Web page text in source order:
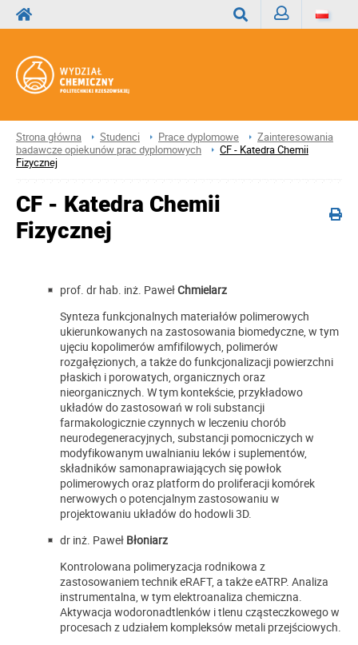
Strona główna Studenci Prace dyplomowe
Zainteresowania
badawcze opiekunów prac dyplomowych
CF - Katedra Chemii
Fizycznej
CF - Katedra Chemii
Fizycznej
prof. dr hab. inż. PawełChmielarz
Synteza funkcjonalnych materiałów polimerowych
ukierunkowanych na zastosowania biomedyczne, w tym
ujęciu kopolimerów amfifilowych, polimerów
rozgałęzionych, a także do funkcjonalizacji powierzchni
płaskich i porowatych, organicznych oraz
nieorganicznych. W tym kontekście, przykładowo
układów do zastosowań w roli substancji
farmakologicznie czynnych w leczeniu chorób
neurodegeneracyjnych, substancji pomocniczych w
modyfikowanym uwalnianiu leków i suplementów,
składników samonaprawiających się powłok
polimerowych oraz platform do proliferacji komórek
nerwowych o potencjalnym zastosowaniu w
projektowaniu układów do hodowli 3D.
dr inż. Paweł Błoniarz
Kontrolowana polimeryzacja rodnikowa z
zastosowaniem technik eRAFT, a także eATRP. Analiza
instrumentalna, w tym elektroanaliza chemiczna.
Aktywacja wodoronadtlenków i tlenu cząsteczkowego w
procesach z udziałem kompleksów metali przejściowych.